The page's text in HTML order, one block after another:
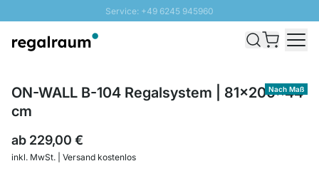
Service: +49 6245 945960
Schnelle Lieferung - Gratis Versand ab 100€
Nach Maß
ON-WALL B-104 Regalsystem | 81x200x44
cm
ab 229,00 €
inkl. MwSt. | Versand kostenlos